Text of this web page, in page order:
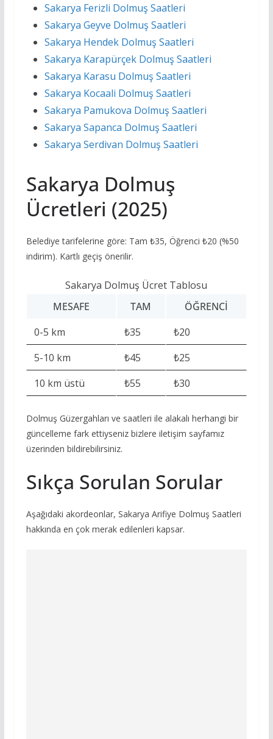
Sakarya Ferizli Dolmuş Saatleri
Sakarya Geyve Dolmuş Saatleri
Sakarya Hendek Dolmuş Saatleri
Sakarya Karapürçek Dolmuş Saatleri
Sakarya Karasu Dolmuş Saatleri
Sakarya Kocaali Dolmuş Saatleri
Sakarya Pamukova Dolmuş Saatleri
Sakarya Sapanca Dolmuş Saatleri
Sakarya Serdivan Dolmuş Saatleri
Sakarya Dolmuş
Ücretleri (2025)
Belediye tarifelerine göre: Tam ₺35, Öğrenci ₺20 (%50
indirim). Kartlı geçiş önerilir.
Sakarya Dolmuş Ücret Tablosu
MESAFE
TAM
ÖĞRENCI
0-5 km
₺35
₺20
5-10 km
₺45
₺25
10 km üstü
₺55 ₺30
Dolmuş Güzergahları ve saatleri ile alakalı herhangi bir
güncelleme fark ettiyseniz bizlere iletişim sayfamız
üzerinden bildirebilirsiniz.
Sıkça Sorulan Sorular
Aşağıdaki akordeonlar, Sakarya Arifiye Dolmuş Saatleri
hakkında en çok merak edilenleri kapsar.